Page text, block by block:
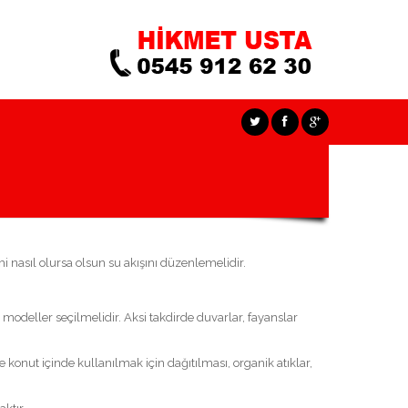
olursa olsun su akışını düzenlemelidir.
modeller seçilmelidir. Aksi takdirde duvarlar, fayanslar
içinde kullanılmak için dağıtılması, organik atıklar,